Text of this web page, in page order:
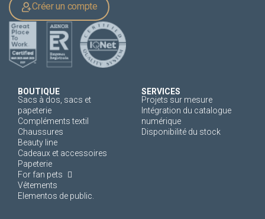
Créer un compte
BOUTIQUE
Sacs à dos, sacs et
papeterie
Compléments textil
Chaussures
Beauty line
Cadeaux et accessoires
Papeterie
For fan pets
Vêtements
Elementos de public.
SERVICES
Projets sur mesure
Intégration du catalogue
numérique
Disponibilité du stock